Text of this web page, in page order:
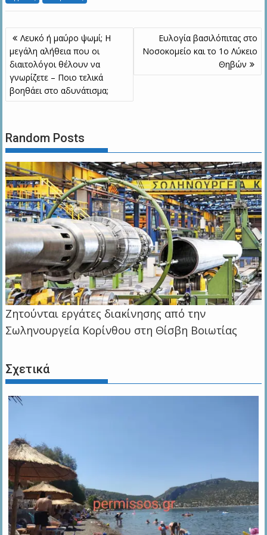
Πλοήγηση
άρθρων
Λευκό ή μαύρο ψωμί; Η
μεγάλη αλήθεια που οι
διαιτολόγοι θέλουν να
γνωρίζετε – Ποιο τελικά
βοηθάει στο αδυνάτισμα;
Ευλογία βασιλόπιτας στο
Νοσοκομείο και το 1ο Λύκειο
Θηβών
Random Posts
Ζητούνται εργάτες διακίνησης από την
Σωληνουργεία Κορίνθου στη Θίσβη Βοιωτίας
Σχετικά